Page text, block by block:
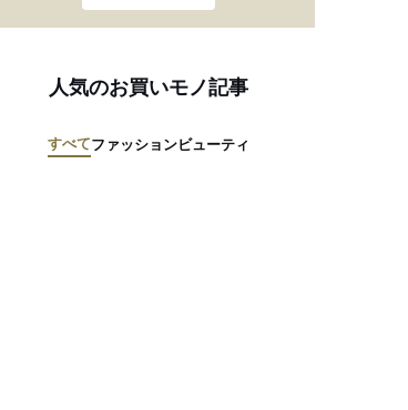
人気のお買いモノ記事
すべてファッションビューティ